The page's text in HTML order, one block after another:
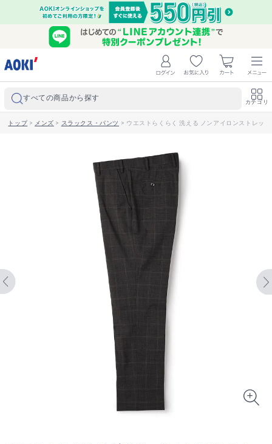
すべての商品から探す カテゴリ
トップ> メンズ > スラックス・パンツ > ウエストらくらく 洗える ノンアイロンストレッ